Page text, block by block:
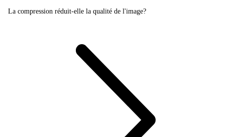
La compression réduit-elle la qualité de l'image?